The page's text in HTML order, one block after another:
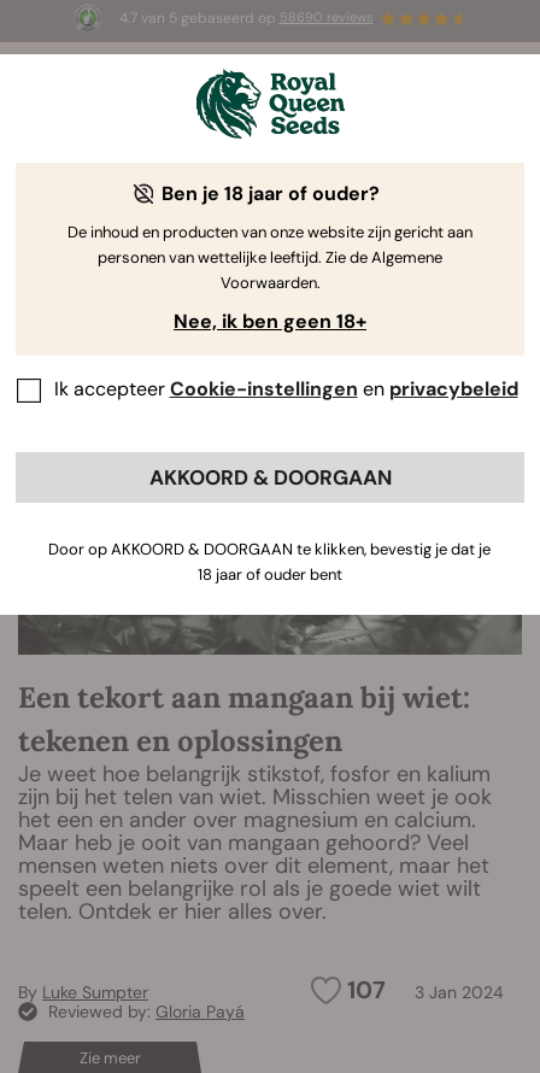
4.7 van 5 gebaseerd op 58690 reviews
☀️ Summer Sales: tot wel 50% korting
op geselecteerde producten! ⏤
The RQS Blog
Cannabis Lifestyle Blogs
Een tekort aan mangaan bij wiet:
tekenen en oplossingen
Je weet hoe belangrijk stikstof, fosfor en kalium
zijn bij het telen van wiet. Misschien weet je ook
het een en ander over magnesium en calcium.
Maar heb je ooit van mangaan gehoord? Veel
mensen weten niets over dit element, maar het
speelt een belangrijke rol als je goede wiet wilt
telen. Ontdek er hier alles over.
107 3 Jan 2024
By Luke Sumpter
Reviewed by: Gloria Payá
Zie meer
Ben je 18 jaar of ouder?
De inhoud en producten van onze website zijn gericht aan
personen van wettelijke leeftijd. Zie de Algemene
Voorwaarden.
Nee, ik ben geen 18+
Ik accepteerCookie-instellingen en privacybeleid
AKKOORD & DOORGAAN
Door op AKKOORD & DOORGAAN te klikken, bevestig je dat je
18 jaar of ouder bent